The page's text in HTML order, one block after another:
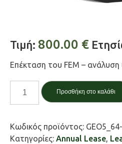
Τιμή: 800.00 €
Επέκταση του FEM – ανάλυση
/
FEM
Προσθήκη στο καλάθι
Κωδικός προϊόντος:
Κατηγορίες: Annual Lease,